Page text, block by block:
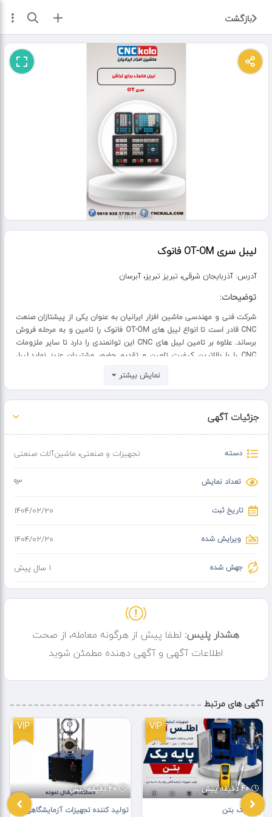
بازگشت ثبت آگهی
لیبل سری OT-OM فانوک
آدرس: آذربایجان شرقی، تبریز تبریز، آبرسان
توضیحات:
شرکت فنی و مهندسی ماشین افزار ایرانیان به عنوان یکی از پیشتازان صنعت
CNC قادر است تا انواع لیبل های OT-OM فانوک را تامین و به مرحله فروش
برساند. علاوه بر تامین لیبل های CNC این توانمندی را دارد تا سایر ملزومات
CNC را با بالاترین کیفیت تامین و تقدیم حضور مشتریان عزیز نماید.لیبل
می رساند مناسب دستگاه های فرز و تراش هستند. علاوه بر تامین لیبل های
CNC این مجموعه بازرگانی اقدام به تامین تمامی ملزومات جانبی CNC نیز
صنعتی خود را با ما مطرح کنید تا در اسرع وقت در اختیار شما قرار گیرد.
نمایش بیشتر
جزئیات آگهی
دسته تجهیزات و صنعتی، ماشین‌آلات صنعتی
تعداد نمایش 93
تاریخ ثبت ۱۴۰۴/۰۲/۲۰
ویرایش شده ۱۴۰۴/۰۲/۲۰
جهش شده 1 سال پیش
هشدار پلیس: لطفا پیش از هرگونه معامله، از صحت
اطلاعات آگهی و آگهی دهنده مطمئن شوید
آگهی های مرتبط
VIP
40 دقیقه پیش
تولید کننده تجهیزات آزمایشگاهی
VIP
40 دقیقه پیش
پایه یک بتن